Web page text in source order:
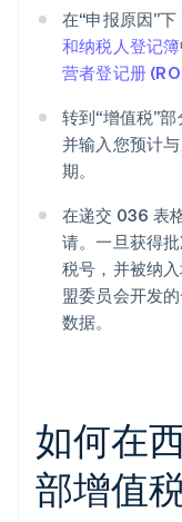
在“申报原因”
和纳税人登记簿
营者登记册
转到“增值税”
并输入您预计
期。
在递交 036 表
请。一旦获得
税号，并被纳
盟委员会开发
数据。
如何在
部增值